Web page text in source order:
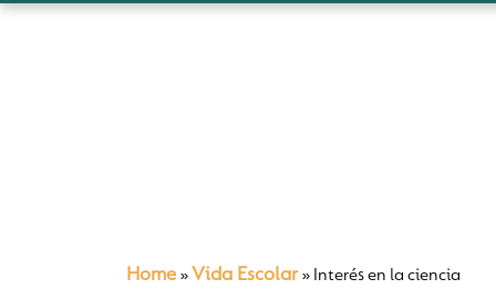
Home » Vida Escolar» Interés en la ciencia